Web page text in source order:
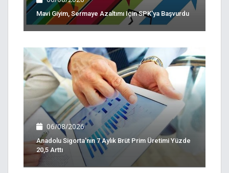
Mavi Giyim, Sermaye Azaltımı Için SPK'ya Başvurdu
06/08/2026
Anadolu Sigorta'nın 7 Aylık Brüt Prim Üretimi Yüzde
20,5 Arttı